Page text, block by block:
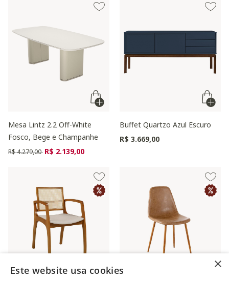
Mesa Lintz 2.2 Off-White
Fosco, Bege e Champanhe
Preço reduzido de
R$ 4.279,00 para
R$ 2.139,00
Buffet Quartzo Azul Escuro
R$ 3.669,00
×
Este website usa cookies